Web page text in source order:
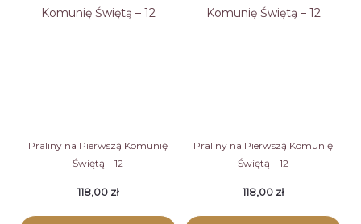
Praliny na Pierwszą Komunię
Świętą – 12
118,00 zł
Praliny na Pierwszą Komunię
Świętą – 12
118,00 zł